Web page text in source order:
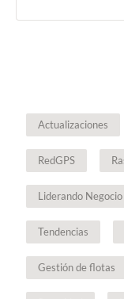
Actualizaciones
RedGPS
Liderando
Tendencias
Gestión de flotas